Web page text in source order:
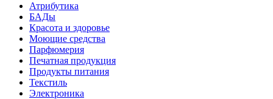
Атрибутика
БАДы
Красота и здоровье
Моющие средства
Парфюмерия
Печатная продукция
Продукты питания
Текстиль
Электроника